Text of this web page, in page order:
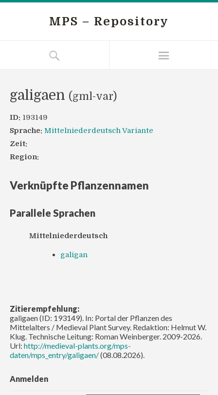
MPS – Repository
galigaen (gml-var)
ID: 193149
Sprache: Mittelniederdeutsch Variante
Zeit:
Region:
Verknüpfte Pflanzennamen
Parallele Sprachen
Mittelniederdeutsch
galigan
Zitierempfehlung:
galigaen (ID: 193149). In: Portal der Pflanzen des
Mittelalters / Medieval Plant Survey. Redaktion: Helmut W.
Klug. Technische Leitung: Roman Weinberger. 2009-2026.
Url: http://medieval-plants.org/mps-
daten/mps_entry/galigaen/(08.08.2026).
Anmelden